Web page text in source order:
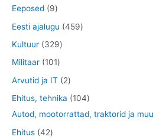
t
o
e
Eeposed 99
t
o
t
Eesti ajalugu 4594
Kultuur 3293
2
9
Militaar 1011
0
1
t
Arvutid ja IT 22
o
Ehitus, tehnika 1041
0
Autod, mootorrattad, traktorid ja
Ehitus 424